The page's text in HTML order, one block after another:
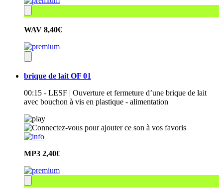
WAV 8,40€
brique de lait OF 01
00:15 - LESF | Ouverture et fermeture d’une brique de lait
avec bouchon à vis en plastique - alimentation
MP3 2,40€